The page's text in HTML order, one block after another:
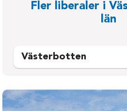
Fler liberaler i
län
Västerbotten
Dorotea
Lycksele